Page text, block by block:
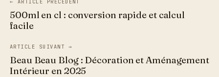
500ml en cl : conversion rapide et calcul
facile
ARTICLE SUIVANT →
Beau Beau Blog : Décoration et Aménagement
Intérieur en 2025